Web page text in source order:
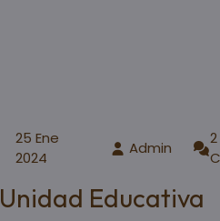
25 Ene
2024
Admin
2
Unidad Educativa